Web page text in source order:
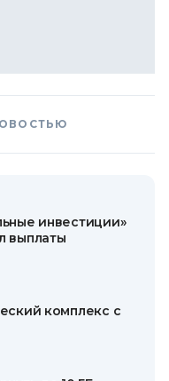
инвестиции»
выплаты
комплекс с